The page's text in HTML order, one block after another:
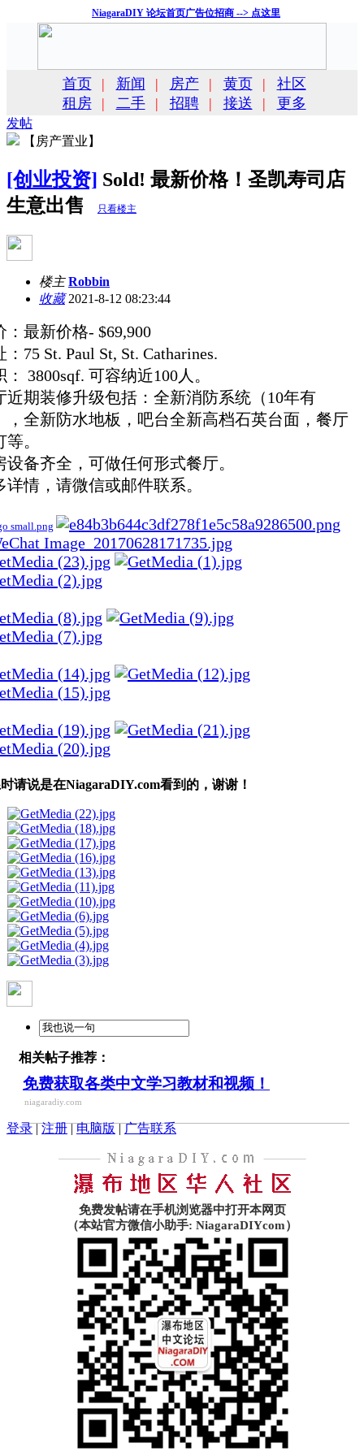
NiagaraDIY 论坛首页广告位招商 --> 点这里
首页 | 新闻 | 房产 | 黄页 |
社区
租房
| 二手 | 招聘 | 接送 | 更多
发帖
【房产置业】
[创业投资] Sold! 最新价格！圣凯寿司店
生意出售
只看楼主
楼主 Robbin
收藏2021-8-12 08:23:44
：最新价格- $69,900
：75 St. Paul St, St. Catharines.
： 3800sqf. 可容纳近100人。
近期装修升级包括：全新消防系统（10年有
，全新防水地板，吧台全新高档石英台面，餐厅
。
设备齐全，可做任何形式餐厅。
详情，请微信或邮件联系。
请说是在NiagaraDIY.com看到的，谢谢！
相关帖子推荐：
免费获取各类中文学习教材和视频！
niagaradiy.com
登录|注册|电脑版|广告联系
免费发帖请在手机浏览器中打开本网页
（本站官方微信小助手: NiagaraDIYcom）